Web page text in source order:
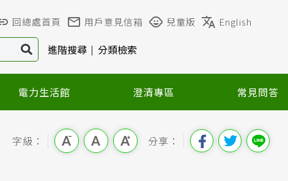
回總處首頁 用戶意見信箱 兒童版 English
進階搜尋 分類檢索
電力生活館 澄清專區 常見問答
字級： 分享：